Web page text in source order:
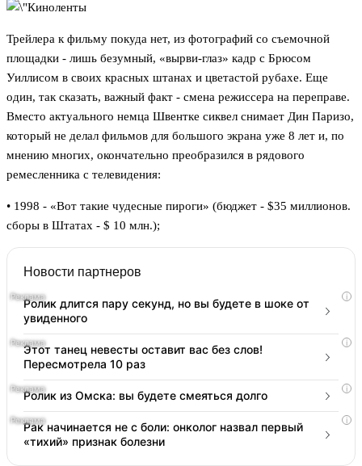
Трейлера к фильму покуда нет, из фотографий со съемочной
площадки - лишь безумный, «вырви-глаз» кадр с Брюсом
Уиллисом в своих красных штанах и цветастой рубахе. Еще
один, так сказать, важный факт - смена режиссера на переправе.
Вместо актуального немца Швентке сиквел снимает Дин Паризо,
который не делал фильмов для большого экрана уже 8 лет и, по
мнению многих, окончательно преобразился в рядового
ремесленника с телевидения:
• 1998 - «Вот такие чудесные пироги» (бюджет - $35 миллионов.
сборы в Штатах - $ 10 млн.);
Новости партнеров
i
Ролик длится пару секунд, но вы будете в шоке от
увиденного
i
Этот танец невесты оставит вас без слов!
Пересмотрела 10 раз
i
Ролик из Омска: вы будете смеяться долго
i
Рак начинается не с боли: онколог назвал первый
«тихий» признак болезни